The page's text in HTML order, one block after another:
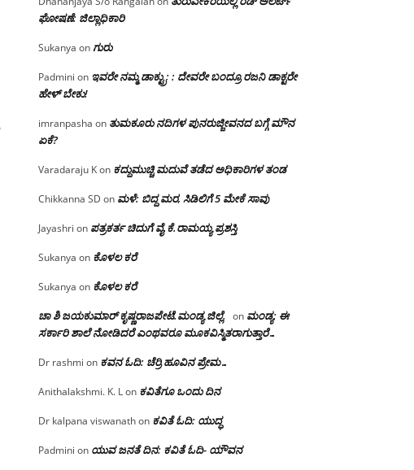
ಘೋಷಣೆ: ಜಿಲ್ಲಾಧಿಕಾರಿ
Sukanya onಗುರು
Padmini on ಇವರೇ ನಮ್ಮ ಡಾಕ್ಟ್ರು; : ದೇವರೇ ಬಂದ್ರೂ ರಜನಿ ಡಾಕ್ಟರೇ
ಹೇಳ್ ಬೇಕು!
imranpasha on ತುಮಕೂರು ನದಿಗಳ ಪುನರುಜ್ಜೀವನದ ಬಗ್ಗೆ ಮೌನ
ಏಕೆ?
Varadaraju Kon ಕದ್ದುಮುಚ್ಚಿ ಮದುವೆ ತಡೆದ ಅಧಿಕಾರಿಗಳ ತಂಡ
Chikkanna SD on ಮಳೆ: ಬಿದ್ದ ಮರ, ಸಿಡಿಲಿಗೆ 5 ಮೇಕೆ ಸಾವು
Jayashri on ಪತ್ರಕರ್ತ ಚಿದುಗೆ ವೈ.ಕೆ.ರಾಮಯ್ಯ ಪ್ರಶಸ್ತಿ
Sukanya on ಕೊಳಲ ಕರೆ
Sukanya on ಕೊಳಲ ಕರೆ
ಚಾ ಶಿ ಜಯಕುಮಾರ್ ಕೃಷ್ಣರಾಜಪೇಟೆ.ಮಂಡ್ಯ ಜಿಲ್ಲೆ. on ಮಂಡ್ಯ: ಈ
ಸರ್ಕಾರಿ ಶಾಲೆ ನೋಡಿದರೆ ಎಂಥವರೂ ಮೂಕವಿಸ್ಮಿತರಾಗುತ್ತಾರೆ…
Dr rashmi on ಕವನ ಓದಿ: ಚೆರ್ರಿ ಹೂವಿನ ಪ್ರೇಮ…
Anithalakshmi. K. Lon ಕವಿತೆಗೂ ಒಂದು ದಿನ
Dr kalpana viswanathon ಕವಿತೆ ಓದಿ: ಯುದ್ಧ
Padmini on ಯುವ ಜನತೆ ದಿನ: ಕವಿತೆ ಓದಿ- ಯೌವನ